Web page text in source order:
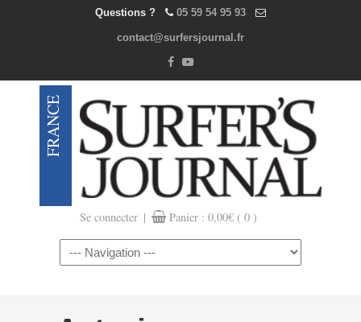
Questions ? 05 59 54 95 93
contact@surfersjournal.fr
Se connecter | Panier : 0,00€ ( 0 )
Navigation